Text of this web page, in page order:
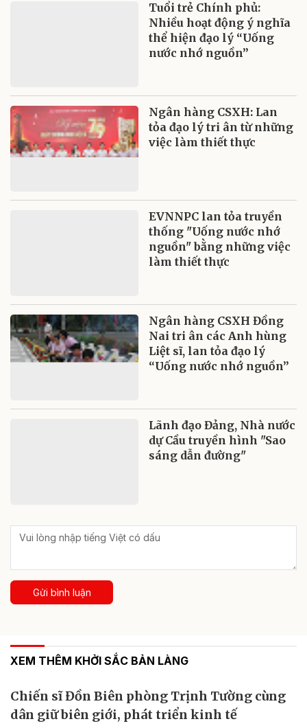
Tuổi trẻ Chính phủ:
Nhiều hoạt động ý nghĩa
thể hiện đạo lý “Uống
nước nhớ nguồn”
Ngân hàng CSXH: Lan
tỏa đạo lý tri ân từ những
việc làm thiết thực
EVNNPC lan tỏa truyền
thống "Uống nước nhớ
nguồn" bằng những việc
làm thiết thực
Ngân hàng CSXH Đồng
Nai tri ân các Anh hùng
Liệt sĩ, lan tỏa đạo lý
“Uống nước nhớ nguồn”
Lãnh đạo Đảng, Nhà nước
dự Cầu truyền hình "Sao
sáng dẫn đường"
Gửi bình luận
XEM THÊM KHỞI SẮC BẢN LÀNG
Chiến sĩ Đồn Biên phòng Trịnh Tường cùng
dân giữ biên giới, phát triển kinh tế